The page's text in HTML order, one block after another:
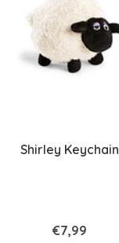
Shirley Keychain
€7,99